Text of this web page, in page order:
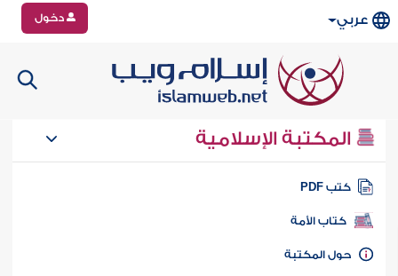
عربي دخول
المكتبة الإسلامية
كتب PDF
كتاب الأمة